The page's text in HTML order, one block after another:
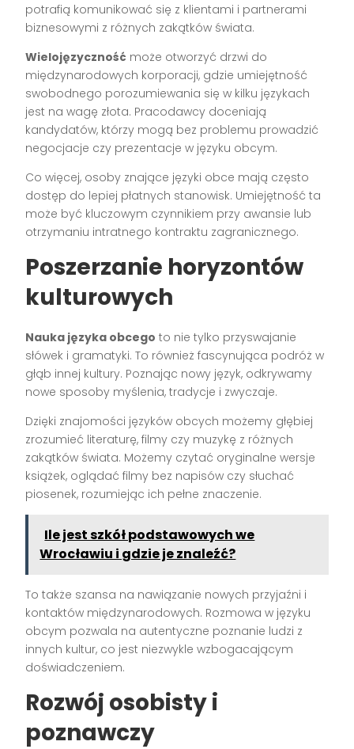
potrafią komunikować się z klientami i partnerami
biznesowymi z różnych zakątków świata.
Wielojęzyczność może otworzyć drzwi do
międzynarodowych korporacji, gdzie umiejętność
swobodnego porozumiewania się w kilku językach
jest na wagę złota. Pracodawcy doceniają
kandydatów, którzy mogą bez problemu prowadzić
negocjacje czy prezentacje w języku obcym.
Co więcej, osoby znające języki obce mają często
dostęp do lepiej płatnych stanowisk. Umiejętność ta
może być kluczowym czynnikiem przy awansie lub
otrzymaniu intratnego kontraktu zagranicznego.
Poszerzanie horyzontów
kulturowych
Nauka języka obcego to nie tylko przyswajanie
słówek i gramatyki. To również fascynująca podróż w
głąb innej kultury. Poznając nowy język, odkrywamy
nowe sposoby myślenia, tradycje i zwyczaje.
Dzięki znajomości języków obcych możemy głębiej
zrozumieć literaturę, filmy czy muzykę z różnych
zakątków świata. Możemy czytać oryginalne wersje
książek, oglądać filmy bez napisów czy słuchać
piosenek, rozumiejąc ich pełne znaczenie.
Ile jest szkół podstawowych we
Wrocławiu i gdzie je znaleźć?
To także szansa na nawiązanie nowych przyjaźni i
kontaktów międzynarodowych. Rozmowa w języku
obcym pozwala na autentyczne poznanie ludzi z
innych kultur, co jest niezwykle wzbogacającym
doświadczeniem.
Rozwój osobisty i
poznawczy